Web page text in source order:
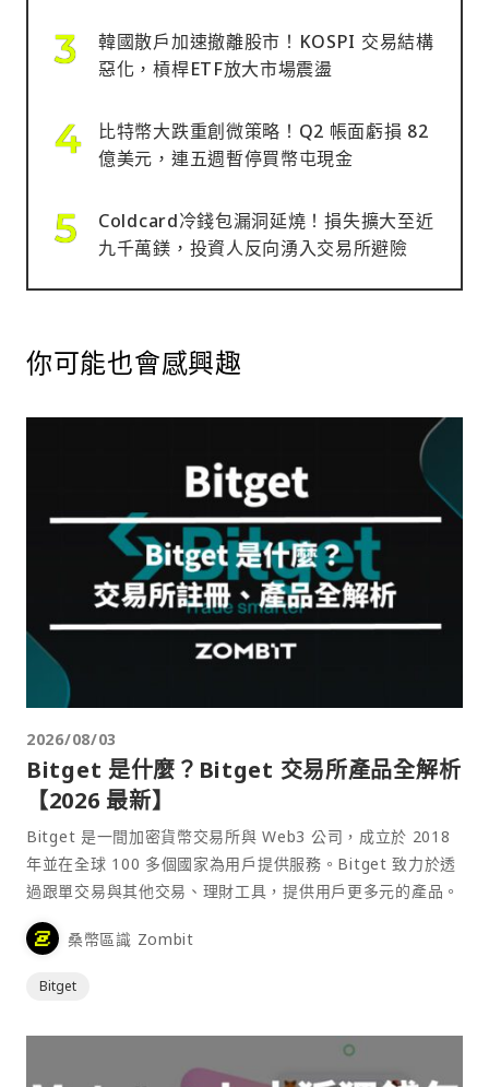
韓國散戶加速撤離股市！KOSPI 交易結構
惡化，槓桿ETF放大市場震盪
比特幣大跌重創微策略！Q2 帳面虧損 82
億美元，連五週暫停買幣屯現金
Coldcard冷錢包漏洞延燒！損失擴大至近
九千萬鎂，投資人反向湧入交易所避險
你可能也會感興趣
2026/08/03
Bitget 是什麼？Bitget 交易所產品全解析
【2026 最新】
Bitget 是一間加密貨幣交易所與 Web3 公司，成立於 2018
年並在全球 100 多個國家為用戶提供服務。Bitget 致力於透
過跟單交易與其他交易、理財工具，提供用戶更多元的產品。
桑幣區識 Zombit
Bitget